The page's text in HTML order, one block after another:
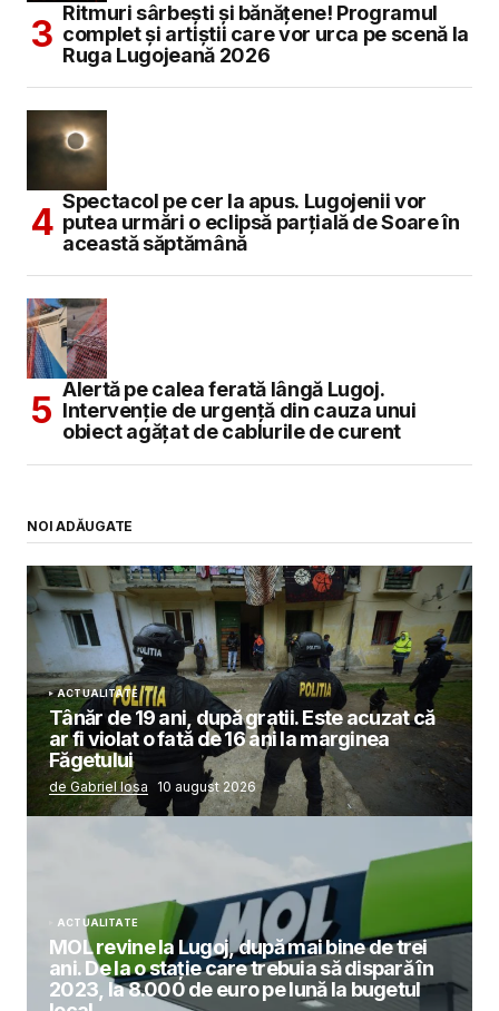
Ritmuri sârbești și bănățene! Programul
complet și artiștii care vor urca pe scenă la
Ruga Lugojeană 2026
Spectacol pe cer la apus. Lugojenii vor
putea urmări o eclipsă parțială de Soare în
această săptămână
Alertă pe calea ferată lângă Lugoj.
Intervenție de urgență din cauza unui
obiect agățat de cablurile de curent
NOI ADĂUGATE
ACTUALITATE
Tânăr de 19 ani, după gratii. Este acuzat că
ar fi violat o fată de 16 ani la marginea
Făgetului
de Gabriel Iosa 10 august 2026
ACTUALITATE
MOL revine la Lugoj, după mai bine de trei
ani. De la o stație care trebuia să dispară în
2023, la 8.000 de euro pe lună la bugetul